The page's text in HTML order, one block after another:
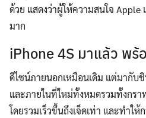
ด้วย แสดงว่าผู้ให้ความสนใจ Apple
มาก
iPhone 4S มาแล้ว พร้
ดีไซน์ภายนอกเหมือนเดิม แต่มากับ
และภายในที่ใหม่ทั้งหมดรวมทั้งกร
โดยรวมเร็วขึ้นถึงเจ็ดเท่า และทำใ